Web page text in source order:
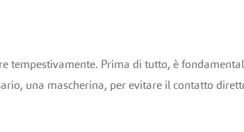
tempestivamente. Prima di tutto, è
una mascherina, per evitare il contatto